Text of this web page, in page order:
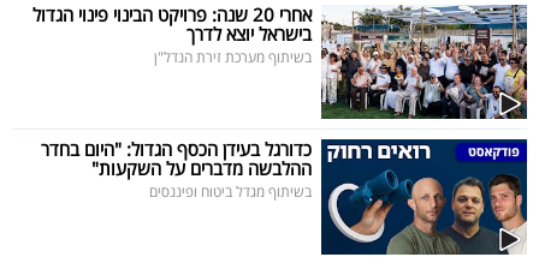
אחרי 20 שנה: פרויקט הבינוי פינוי הגדול
בישראל יוצא לדרך
בשיתוף מערכת זירת הנדל"ן
כדורגל בעידן הכסף הגדול: "היום בחדר
ההלבשה מדברים על השקעות"
בשיתוף מגדל ביטוח ופיננסים